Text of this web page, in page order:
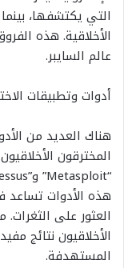
التي يكتشفها،
الأخلاقية. هذه
عالم السايبر.
أدوات وتطبيقات
هناك العديد من
المخترقون
هذه الأدوات تساعد
العثور على
الأخلاقيون نتائج
المستهدفة.